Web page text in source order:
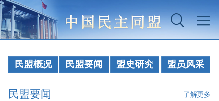
民盟概况 民盟要闻 盟史研究 盟员风采
民盟要闻 了解更多